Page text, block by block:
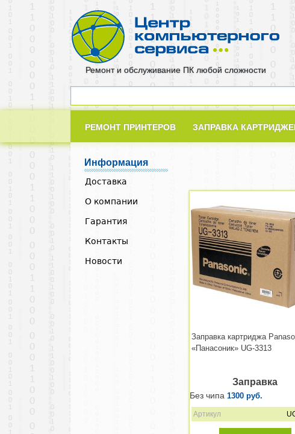
Ремонт и обслуживание ПК любой сложности
РЕМОНТ ПРИНТЕРОВ ЗАПРАВКА
Информация
Доставка
О компании
Гарантия
Контакты
Новости
Заправка картриджа
«Панасоник» UG-3313
Заправка
Без чипа 1300 руб.
Артикул